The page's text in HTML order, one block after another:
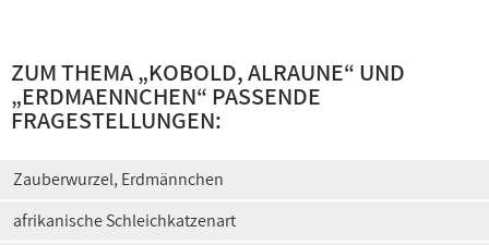
ZUM THEMA „KOBOLD, ALRAUNE“ UND
„ERDMAENNCHEN“ PASSENDE
FRAGESTELLUNGEN:
Zauberwurzel, Erdmännchen
afrikanische Schleichkatzenart